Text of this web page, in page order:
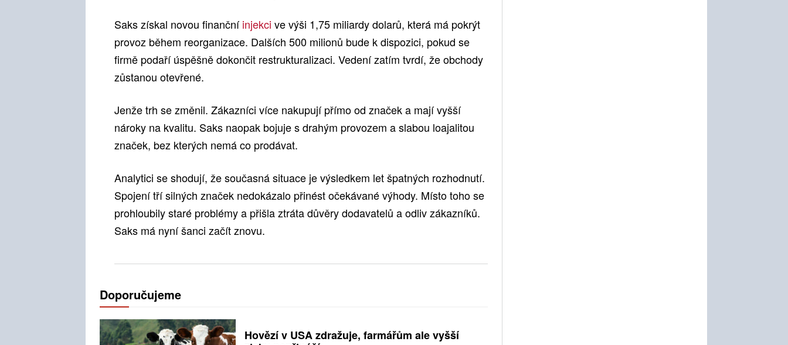
Saks získal novou finančníinjekci ve výši 1,75 miliardy dolarů, která má pokrýt
provoz během reorganizace. Dalších 500 milionů bude k dispozici, pokud se
firmě podaří úspěšně dokončit restrukturalizaci. Vedení zatím tvrdí, že obchody
zůstanou otevřené.
Jenže trh se změnil. Zákazníci více nakupují přímo od značek a mají vyšší
nároky na kvalitu. Saks naopak bojuje s drahým provozem a slabou loajalitou
značek, bez kterých nemá co prodávat.
Analytici se shodují, že současná situace je výsledkem let špatných rozhodnutí.
Spojení tří silných značek nedokázalo přinést očekávané výhody. Místo toho se
prohloubily staré problémy a přišla ztráta důvěry dodavatelů a odliv zákazníků.
Saks má nyní šanci začít znovu.
Doporučujeme
Hovězí v USA zdražuje, farmářům ale vyšší